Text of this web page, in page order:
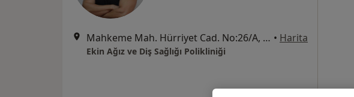
Mahkeme Mah. Hürriyet Cad. No:26/A, Balıkesir • Harita
Ekin Ağız ve Diş Sağlığı Polikliniği